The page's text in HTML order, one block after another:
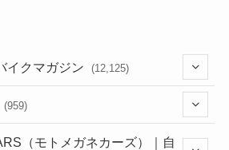
イクマガジン (12,125)
(959)
(352)
（モトメガネカーズ）｜自